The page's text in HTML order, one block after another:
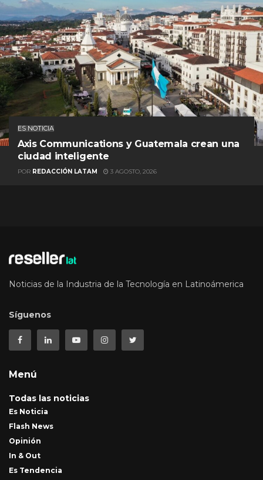
ES NOTICIA
Axis Communications y Guatemala crean una
ciudad inteligente
POR REDACCIÓN LATAM 3 AGOSTO, 2026
Noticias de la Industria de la Tecnología en Latinoámerica
Síguenos
Menú
Todas las noticias
Es Noticia
Flash News
Opinión
In & Out
Es Tendencia